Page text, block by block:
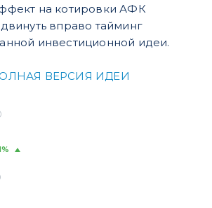
на котировки АФК
вправо тайминг
инвестиционной идеи.
ВЕРСИЯ ИДЕИ